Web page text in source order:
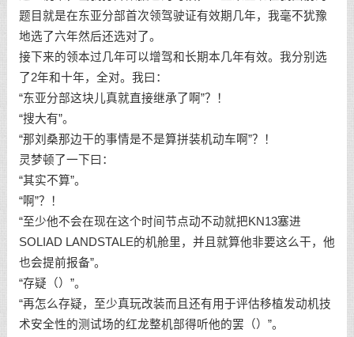
题目就是在东亚分部首次领驾驶证有效期几年，我毫不犹豫
地选了六年然后还选对了。
接下来的领本过几年可以增驾和长期本几年有效。我分别选
了2年和十年，全对。我曰：
“东亚分部这块儿真就直接继承了啊”？！
“搜大有”。
“那刘桑那边干的事情是不是算拼装机动车啊”？！
灵梦顿了一下曰：
“其实不算”。
“啊”？！
“至少他不会在现在这个时间节点动不动就把KN13塞进
SOLIAD LANDSTALE的机舱里，并且就算他非要这么干，他
也会提前报备”。
“存疑（）”。
“再怎么存疑，至少真玩改装而且还有用于评估移植发动机技
术安全性的测试场的红龙整机部得听他的罢（）”。